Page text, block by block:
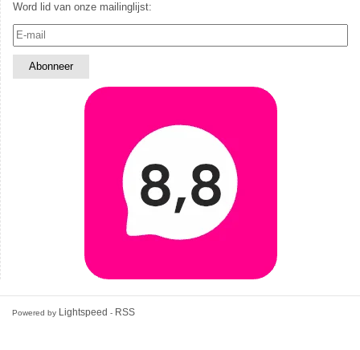
Word lid van onze mailinglijst:
Powered by Lightspeed - RSS